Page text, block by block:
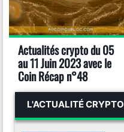
Actualités crypto du 05
au 11 Juin 2023 avec le
Coin Récap n°48
L'ACTUALITÉ CRYPTO